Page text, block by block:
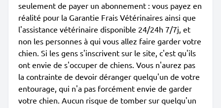
seulement de payer un abonnement : vous payez en
réalité pour la Garantie Frais Vétérinaires ainsi que
l'assistance vétérinaire disponible 24/24h 7/7j, et
non les personnes à qui vous allez faire garder votre
chien. Si les gens s'inscrivent sur le site, c'est qu'ils
ont envie de s'occuper de chiens. Vous n'aurez pas
la contrainte de devoir déranger quelqu'un de votre
entourage, qui n'a pas forcément envie de garder
votre chien. Aucun risque de tomber sur quelqu'un